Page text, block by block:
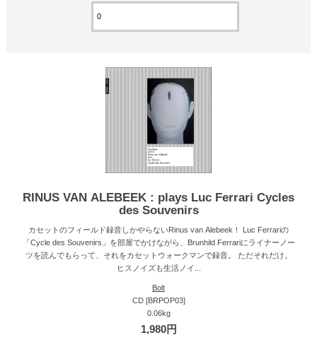
RINUS VAN ALEBEEK : plays Luc Ferrari Cycles
des Souvenirs
カセットのフィールド録音しかやらないRinus van Alebeek！ Luc Ferrariの
「Cycle des Souvenirs」を部屋でかけながら、Brunhild Ferrariにライナーノー
ツを読んでもらって、それをカセットウォークマンで録音。 ただそれだけ。
ヒスノイズも生活ノイ...
Bolt
CD [BRPOP03]
0.06kg
1,980円